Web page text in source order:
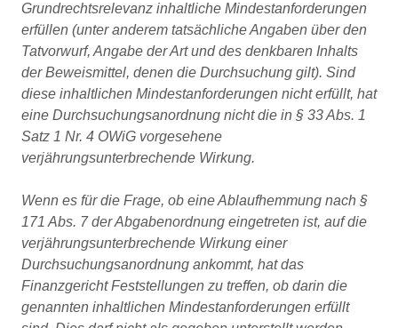
Grundrechtsrelevanz inhaltliche Mindestanforderungen
erfüllen (unter anderem tatsächliche Angaben über den
Tatvorwurf, Angabe der Art und des denkbaren Inhalts
der Beweismittel, denen die Durchsuchung gilt). Sind
diese inhaltlichen Mindestanforderungen nicht erfüllt, hat
eine Durchsuchungsanordnung nicht die in § 33 Abs. 1
Satz 1 Nr. 4 OWiG vorgesehene
verjährungsunterbrechende Wirkung.
Wenn es für die Frage, ob eine Ablaufhemmung nach §
171 Abs. 7 der Abgabenordnung eingetreten ist, auf die
verjährungsunterbrechende Wirkung einer
Durchsuchungsanordnung ankommt, hat das
Finanzgericht Feststellungen zu treffen, ob darin die
genannten inhaltlichen Mindestanforderungen erfüllt